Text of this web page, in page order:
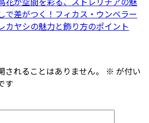
で差がつく！フィカス・ウンベラー
カヤシの魅力と飾り方のポイント
れることはありません。 ※ が付い
す